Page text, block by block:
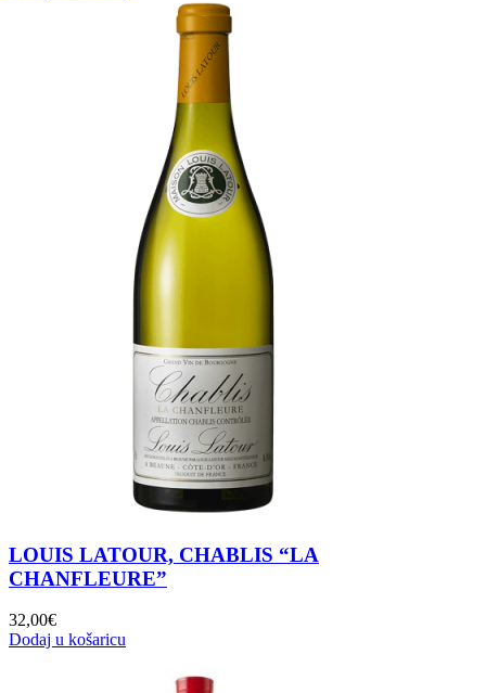
LOUIS LATOUR, CHABLIS “LA
CHANFLEURE”
32,00€
Dodaj u košaricu